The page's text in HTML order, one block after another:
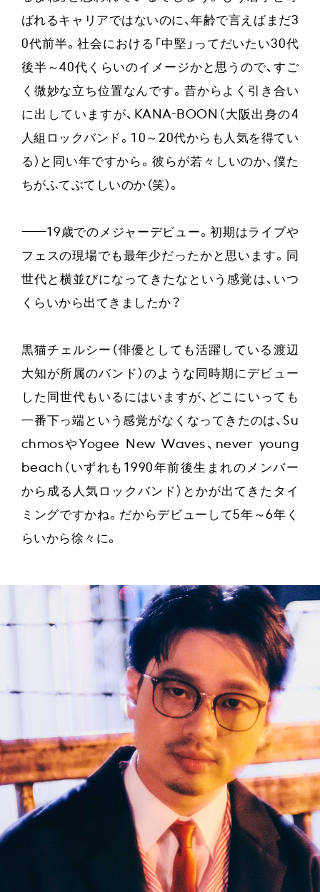
ばれるキャリアではないのに、年齢で言えばまだ3
0代前半。社会における「中堅」ってだいたい30代
後半～40代くらいのイメージかと思うので、すご
く微妙な立ち位置なんです。昔からよく引き合い
に出していますが、KANA-BOON（大阪出身の4
人組ロックバンド。10～20代からも人気を得てい
る）と同い年ですから。彼らが若々しいのか、僕た
ちがふてぶてしいのか（笑）。
——19歳でのメジャーデビュー。初期はライブや
フェスの現場でも最年少だったかと思います。同
世代と横並びになってきたなという感覚は、いつ
くらいから出てきましたか？
黒猫チェルシー（俳優としても活躍している渡辺
大知が所属のバンド）のような同時期にデビュー
した同世代もいるにはいますが、どこにいっても
一番下っ端という感覚がなくなってきたのは、Su
chmosやYogee New Waves、never young
beach（いずれも1990年前後生まれのメンバー
から成る人気ロックバンド）とかが出てきたタイ
ミングですかね。だからデビューして5年～6年く
らいから徐々に。